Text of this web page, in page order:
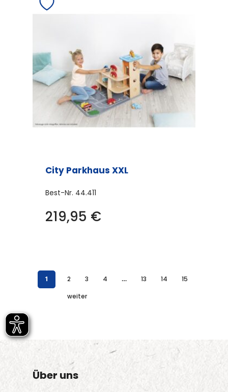
City Parkhaus XXL
Best-Nr. 44.411
219,95 €
1 2 3 4 … 13 14
15
weiter
Über uns